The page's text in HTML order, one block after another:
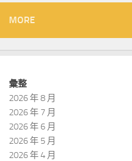
MORE
彙整
2026 年 8 月
2026 年 7 月
2026 年 6 月
2026 年 5 月
2026 年 4 月